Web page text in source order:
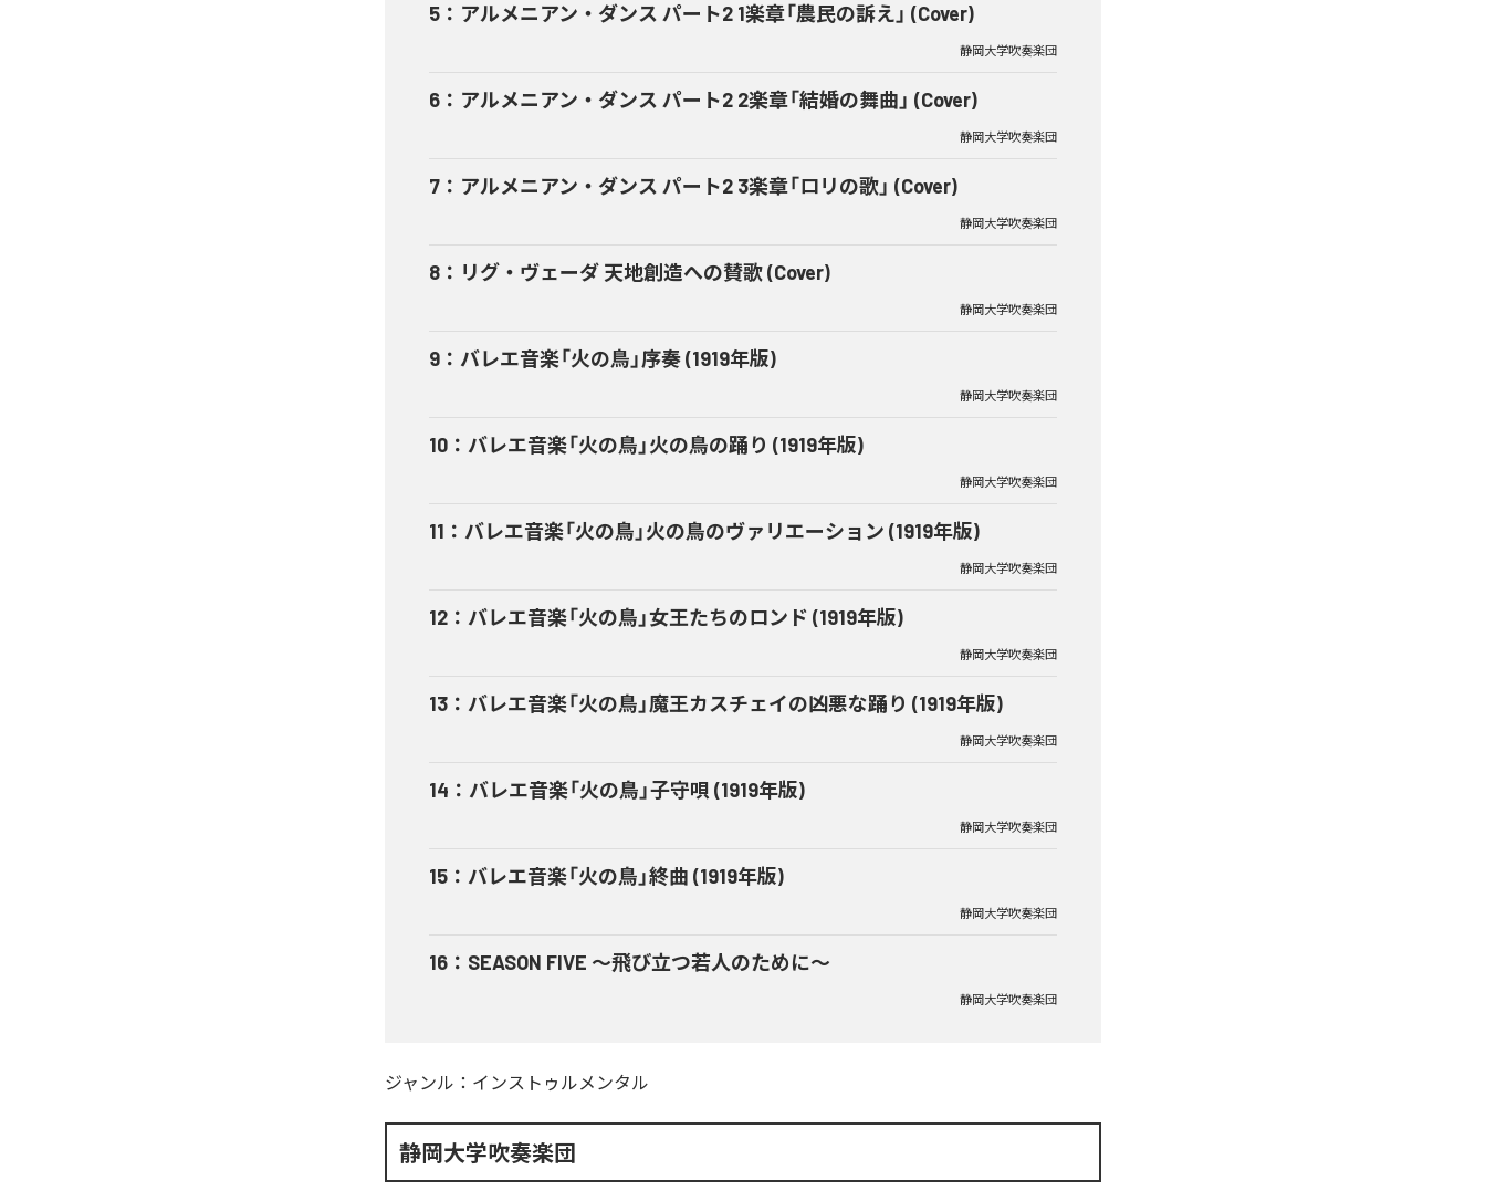
5 ： アルメニアン・ダンス パート2 1楽章「農民の訴え」 (Cover)
静岡大学吹奏楽団
6 ： アルメニアン・ダンス パート2 2楽章「結婚の舞曲」 (Cover)
静岡大学吹奏楽団
7 ： アルメニアン・ダンス パート2 3楽章「ロリの歌」 (Cover)
静岡大学吹奏楽団
8 ： リグ・ヴェーダ 天地創造への賛歌 (Cover)
静岡大学吹奏楽団
9 ： バレエ音楽「火の鳥」序奏 (1919年版)
静岡大学吹奏楽団
10 ： バレエ音楽「火の鳥」火の鳥の踊り (1919年版)
静岡大学吹奏楽団
11 ： バレエ音楽「火の鳥」火の鳥のヴァリエーション (1919年版)
静岡大学吹奏楽団
12 ： バレエ音楽「火の鳥」女王たちのロンド (1919年版)
静岡大学吹奏楽団
13 ： バレエ音楽「火の鳥」魔王カスチェイの凶悪な踊り (1919年版)
静岡大学吹奏楽団
14 ： バレエ音楽「火の鳥」子守唄 (1919年版)
静岡大学吹奏楽団
15 ： バレエ音楽「火の鳥」終曲 (1919年版)
静岡大学吹奏楽団
16 ： SEASON FIVE ～飛び立つ若人のために～
静岡大学吹奏楽団
ジャンル： インストゥルメンタル
静岡大学吹奏楽団